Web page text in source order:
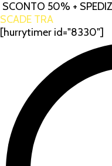
SCONTO 50% +
SCADE TRA
[hurrytimer id="8330"]